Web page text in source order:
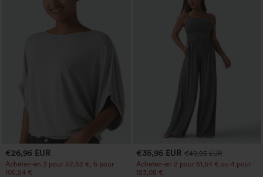
€26,95 EUR
Achetez-en 3 pour 52,62 €, 6 pour
105,24 €
€35,95 EUR €40,95 EUR
Achetez-en 2 pour 61,54 € ou 4 pour
123,08 €.